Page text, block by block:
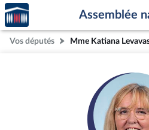
Aller au contenu
Aller en bas de la page
Accèder
à la
page
d'accueil
Assemblée
Vos députés